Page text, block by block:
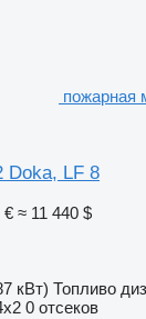
пожарная
Doka, LF 8
€ ≈ 11 440 $
кВт) Топливо
0 отсеков